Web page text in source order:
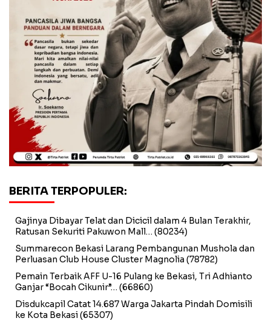
BERITA TERPOPULER:
Gajinya Dibayar Telat dan Dicicil dalam 4 Bulan Terakhir,
Ratusan Sekuriti Pakuwon Mall… (80234)
Summarecon Bekasi Larang Pembangunan Mushola dan
Perluasan Club House Cluster Magnolia (78782)
Pemain Terbaik AFF U-16 Pulang ke Bekasi, Tri Adhianto
Ganjar “Bocah Cikunir”… (66860)
Disdukcapil Catat 14.687 Warga Jakarta Pindah Domisili
ke Kota Bekasi(65307)